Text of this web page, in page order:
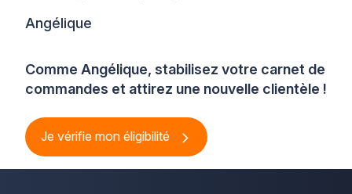
Comme Angélique, stabilisez votre carnet de
commandes et attirez une nouvelle clientèle !
Je vérifie mon éligibilité
Angélique